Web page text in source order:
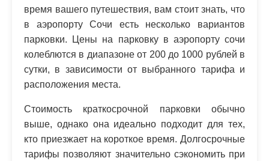
время вашего путешествия, вам стоит знать, что
в аэропорту Сочи есть несколько вариантов
парковки. Цены на парковку в аэропорту сочи
колеблются в диапазоне от 200 до 1000 рублей в
сутки, в зависимости от выбранного тарифа и
расположения места.
Стоимость краткосрочной парковки обычно
выше, однако она идеально подходит для тех,
кто приезжает на короткое время. Долгосрочные
тарифы позволяют значительно сэкономить при